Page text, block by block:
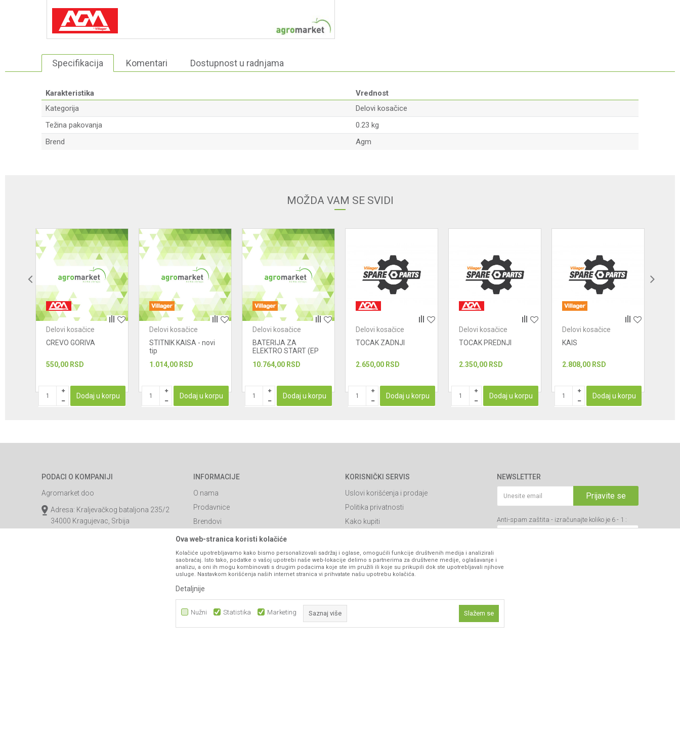
Specifikacija Komentari Dostupnost u radnjama
Karakteristika
Vrednost
Kategorija
Delovi kosačice
Težina pakovanja
0.23 kg
Brend
Agm
POŠALJI
MOŽDA VAM SE SVIDI
Delovi kosačice
CREVO GORIVA
550,00 RSD
Dodaj u korpu
Delovi kosačice
STITNIK KAISA - novi
tip
1.014,00 RSD
Dodaj u korpu
Delovi kosačice
BATERIJA ZA
ELEKTRO START (EP
10.764,00 RSD
Dodaj u korpu
Delovi kosačice
TOCAK ZADNJI
2.650,00 RSD
Dodaj u korpu
Delovi kosačice
TOCAK PREDNJI
2.350,00 RSD
Dodaj u korpu
Delovi kosačice
KAIS
2.808,00 RSD
Dodaj u korpu
PODACI O KOMPANIJI
Agromarket doo
Adresa: Kraljevačkog bataljona 235/2
34000 Kragujevac, Srbija
INFORMACIJE
O nama
Prodavnice
Brendovi
Katalozi
Saradnja
Blog
Najčešća pitanja
Kontakt
KORISNIČKI SERVIS
Uslovi korišćenja i prodaje
Politika privatnosti
Kako kupiti
Click & Collect
Načini plaćanja
Plaćanje karticama
Pravo na odustajanje
Reklamacije
NEWSLETTER
Prijavite se
Anti-spam zaštita - izračunajte koliko je 6 - 1 :
VIBER I SMS NEWSLETTER
Ova web-stranica koristi kolačiće
Kolačiće upotrebljavamo kako bismo personalizovali sadržaj i oglase, omogućili funkcije društvenih medija i analizirali
saobraćaj. Isto tako, podatke o vašoj upotrebi naše web-lokacije delimo s partnerima za društvene medije, oglašavanje i
analizu, a oni ih mogu kombinovati s drugim podacima koje ste im pružili ili koje su prikupili dok ste upotrebljavali njihove
usluge. Nastavkom korišćenja naših internet stranica vi prihvatate našu upotrebu kolačića.
Detaljnije
Nužni Statistika Marketing Saznaj više Slažem se